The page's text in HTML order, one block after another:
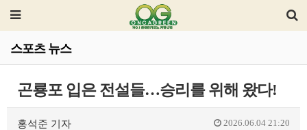
스포츠 뉴스
곤룡포 입은 전설들…승리를 위해 왔다!
홍석준 기자 2026.06.04 21:20